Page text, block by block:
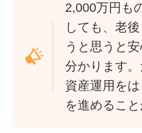
2,000万円も
しても、老
うと思うと
分かります
資産運用を
を進めること